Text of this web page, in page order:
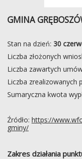
GMINA
Stan na dzień: 30
Liczba złożonych
Liczba zawartych
Liczba zrealizowanych
Sumaryczna kwota
Źródło: https://
gminy/
Zakres działania